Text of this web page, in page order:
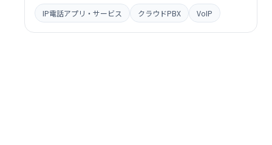
IP電話アプリ・サービス クラウドPBX VoIP